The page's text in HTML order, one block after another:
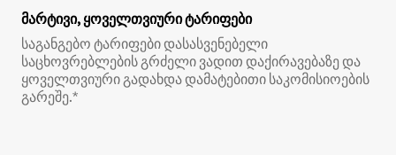
მარტივი, ყოველთვიური ტარიფები
საგანგებო ტარიფები დასასვენებელი
საცხოვრებლების გრძელი ვადით დაქირავებაზე და
ყოველთვიური გადახდა დამატებითი საკომისიოების
გარეშე.*